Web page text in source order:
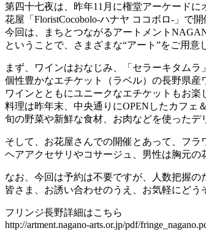
第四十七夜は、昨年11月に権堂アーケードに
花屋「FloristCocobolo-ハナヤ ココボロ-」で開
今回は、まちとつながるアートメント
ということで、さまざまな“アート”をご用意
まず、ワインはおなじみ、「セラーキタムラ
個性豊かなエチケット（ラベル）の長野県産
ワインとともにユニークなエチケットもお楽
料理は昨年末、中央通りにOPENしたカフェ
旬の野菜や新鮮な食材、お肉などを使ったデ
そして、お花屋さんでの開催とあって、フラ
ヘアアクセサリやコサージュ、男性は胸元の
なお、今回は予約は不要ですが、人数把握の
皆さま、お誘い合わせのうえ、お気軽にどう
フリンジ長野詳細はこちら
http://artment.nagano-arts.or.jp/pdf/